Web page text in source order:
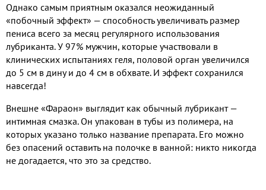
Однако самым приятным оказался неожиданный
«побочный эффект» — способность увеличивать размер
пениса всего за месяц регулярного использования
лубриканта. У 97% мужчин, которые участвовали в
клинических испытаниях геля, половой орган увеличился
до 5 см в дину и до 4 см в обхвате. И эффект сохранился
навсегда!
Внешне «Фараон» выглядит как обычный лубрикант —
интимная смазка. Он упакован в тубы из полимера, на
которых указано только название препарата. Его можно
без опасений оставить на полочке в ванной: никто никогда
не догадается, что это за средство.